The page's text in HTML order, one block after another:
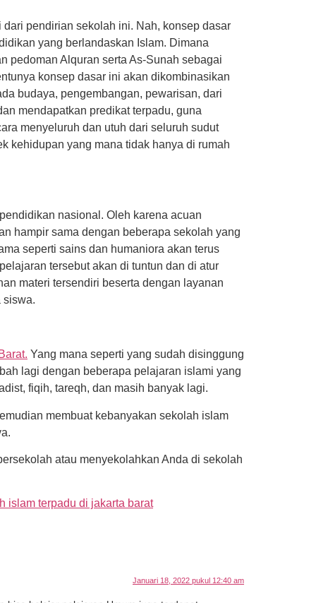
pendirian sekolah ini. Nah, konsep dasar
yang berlandaskan Islam. Dimana
pedoman Alquran serta As-Sunah sebagai
konsep dasar ini akan dikombinasikan
budaya, pengembangan, pewarisan, dari
mendapatkan predikat terpadu, guna
menyeluruh dan utuh dari seluruh sudut
kehidupan yang mana tidak hanya di rumah
nasional. Oleh karena acuan
hampir sama dengan beberapa sekolah yang
seperti sains dan humaniora akan terus
tersebut akan di tuntun dan di atur
materi tersendiri beserta dengan layanan
siswa.
Yang mana seperti yang sudah disinggung
lagi dengan beberapa pelajaran islami yang
fiqih, tareqh, dan masih banyak lagi.
membuat kebanyakan sekolah islam
atau menyekolahkan Anda di sekolah
islam terpadu di jakarta barat
Januari 18, 2022 pukul 12:40 am